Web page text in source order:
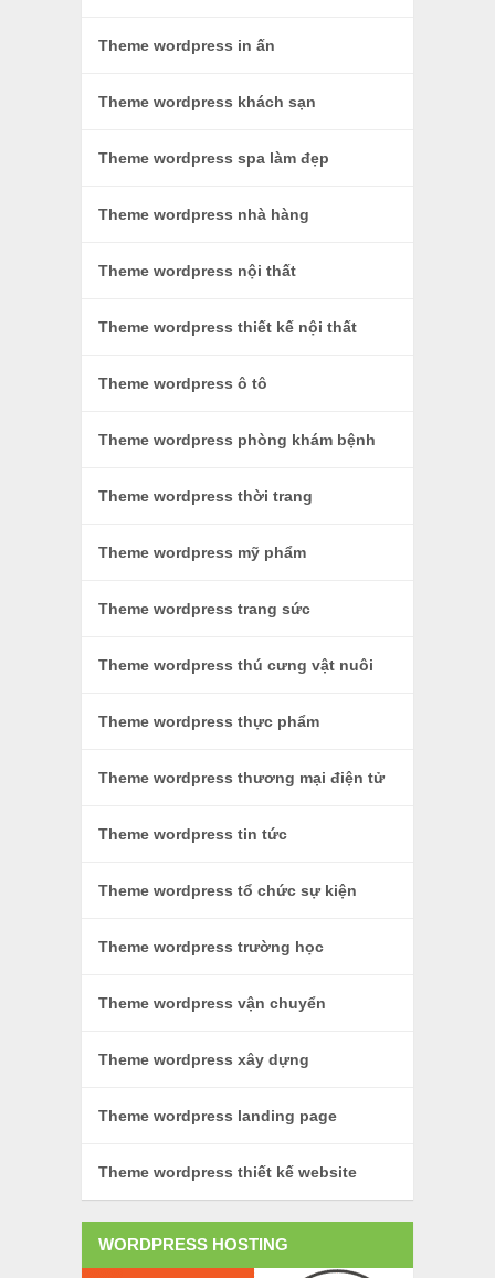
Theme wordpress in ấn
Theme wordpress khách sạn
Theme wordpress spa làm đẹp
Theme wordpress nhà hàng
Theme wordpress nội thất
Theme wordpress thiết kế nội thất
Theme wordpress ô tô
Theme wordpress phòng khám bệnh
Theme wordpress thời trang
Theme wordpress mỹ phẩm
Theme wordpress trang sức
Theme wordpress thú cưng vật nuôi
Theme wordpress thực phẩm
Theme wordpress thương mại điện tử
Theme wordpress tin tức
Theme wordpress tổ chức sự kiện
Theme wordpress trường học
Theme wordpress vận chuyển
Theme wordpress xây dựng
Theme wordpress landing page
Theme wordpress thiết kế website
WORDPRESS HOSTING